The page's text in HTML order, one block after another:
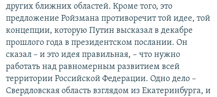
других ближних областей. Кроме того, это
предложение Ройзмана противоречит той идее, той
концепции, которую Путин высказал в декабре
прошлого года в президентском послании. Он
сказал – и это идея правильная, – что нужно
работать над равномерным развитием всей
территории Российской Федерации. Одно дело –
Свердловская область взглядом из Екатеринбурга, и